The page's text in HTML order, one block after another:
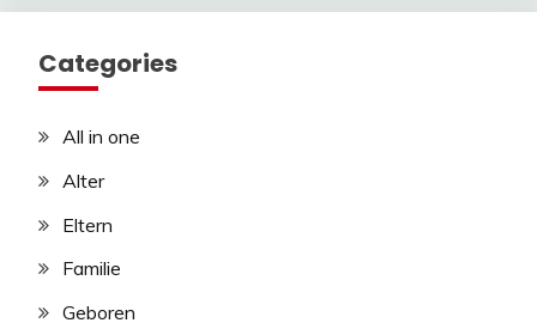
Categories
All in one
Alter
Eltern
Familie
Geboren